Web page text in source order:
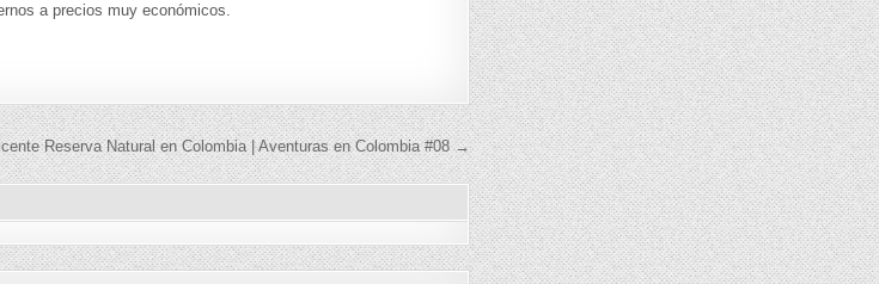
a precios muy económicos.
Reserva Natural en Colombia | Aventuras en Colombia #08 →